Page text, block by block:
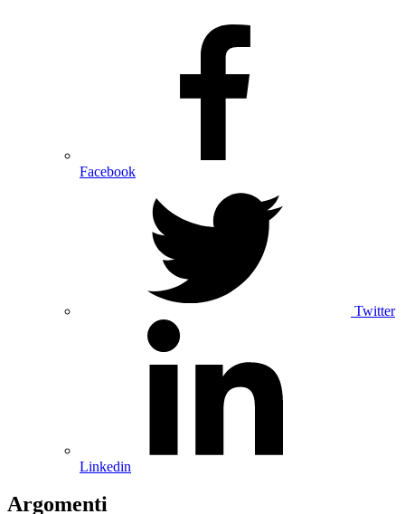
Facebook
Twitter
Linkedin
Argomenti